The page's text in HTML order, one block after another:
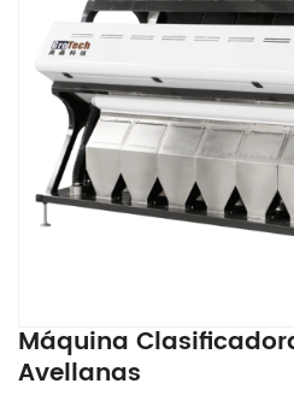
Máquina
Avellanas